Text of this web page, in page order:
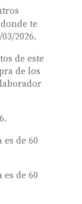
te
2026.
de este
de los
de 60
de 60